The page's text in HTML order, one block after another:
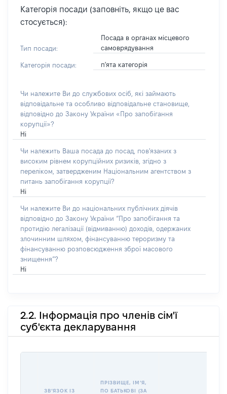
Категорія посади (заповніть, якщо це вас
стосується):
Тип посади:
Посада в органах місцевого
самоврядування
Категорія посади: п'ята категорія
Чи належите Ви до службових осіб, які займають
відповідальне та особливо відповідальне становище,
відповідно до Закону України «Про запобігання
корупції»?
Ні
Чи належить Ваша посада до посад, пов'язаних з
високим рівнем корупційних ризиків, згідно з
переліком, затвердженим Національним агентством з
питань запобігання корупції?
Ні
Чи належите Ви до національних публічних діячів
відповідно до Закону України “Про запобігання та
протидію легалізації (відмиванню) доходів, одержаних
злочинним шляхом, фінансуванню тероризму та
фінансуванню розповсюдження зброї масового
знищення”?
Ні
2.2. Інформація про членів сім'ї
суб'єкта декларування
ЗВʼЯЗОК ІЗ
ПРІЗВИЩЕ, ІМʼЯ,
ПО БАТЬКОВІ (ЗА